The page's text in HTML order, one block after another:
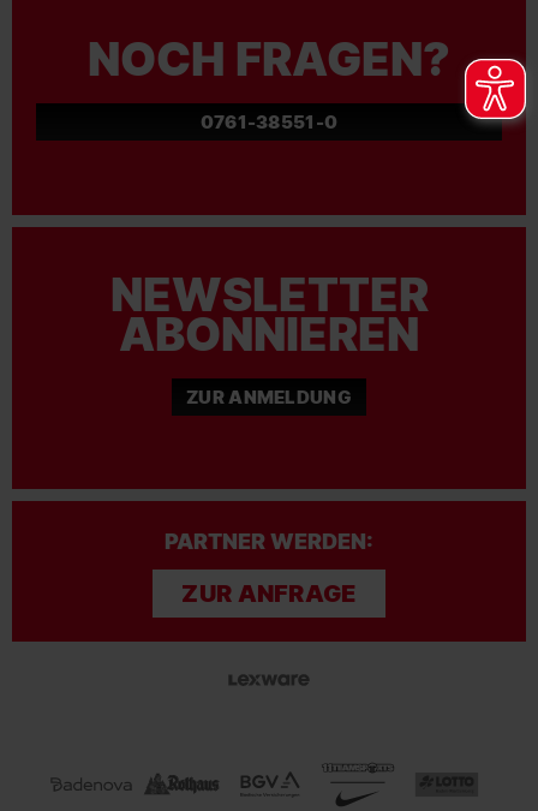
NOCH FRAGEN?
0761-38551-0
NEWSLETTER
ABONNIEREN
ZUR ANMELDUNG
PARTNER WERDEN:
ZUR ANFRAGE